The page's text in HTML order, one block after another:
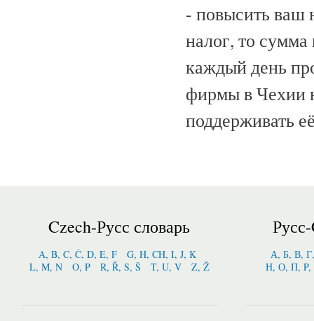
- повысить ваш
налог, то
каждый день
фирмы в Чехии
поддерживать
Czech-Русс словарь
A, B, C, Č, D, E, F
G, H, CH, I, J, K
L, M, N
O, P R, Ř, S, Š T, U, V Z, Ž
А, Б, В,
Н, О, П,